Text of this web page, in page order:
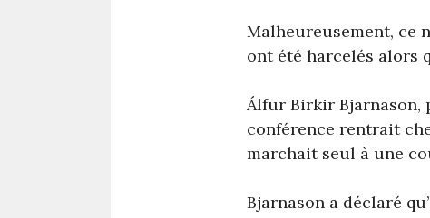
Malheureusement, ce
ont été harcelés alors
Álfur Birkir Bjarnason,
conférence rentrait
marchait seul à une
Bjarnason a déclaré